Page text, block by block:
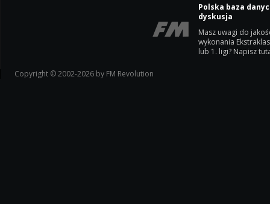
Polska baza
dyskusja
Masz uwagi do
wykonania
lub 1. ligi? Napisz
Copyright © 2002-2026 by FM Revolution